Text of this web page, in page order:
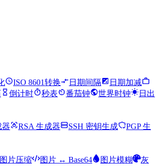
ISO 8601转换 日期间隔
日期加减
倒计时 秒表 番茄钟 世界时钟
日出
器 RSA 生成器 SSH 密钥生成
PGP 生
图片压缩 图片 ↔ Base64 图片模糊
灰